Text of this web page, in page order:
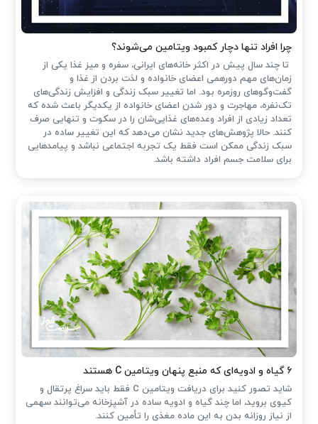
چرا افراد تنها دچار کمبود ویتامین می‌شوند؟
تا چند سال پیش در اکثر خانه‌های ایرانی، سفره و میز غذا یکی از
زمان‌های مهم دورهمی اعضای خانواده و لذت بردن از غذا و
گفت‌وگوهای روزمره بود. اما تغییر سبک زندگی و افزایش زندگی‌های
تک‌نفره، مهاجرت و دور شدن اعضای خانواده از یکدیگر باعث شده که
تعداد زیادی از افراد وعده‌های غذایی‌شان را در سکوت و تنهایی صرف
کنند. حالا پژوهش‌های جدید نشان می‌دهد که این تغییر ساده در
سبک زندگی ممکن است فقط یک تجربه اجتماعی نباشد و پیامدهایی
برای سلامت جسم افراد داشته باشد.
۶ گیاه و ادویه‌ای که منبع پنهان ویتامین C هستند
شاید تصور کنید برای دریافت ویتامین C فقط باید سراغ پرتقال و
کیوی بروید، اما چند گیاه و ادویه ساده در آشپزخانه می‌توانند سهمی
از نیاز روزانه بدن به این ماده مغذی را تأمین کنند.